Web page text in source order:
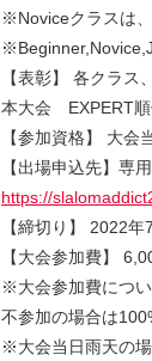
※Noviceクラスは
【表彰】 各クラス
本大会 EXPERT順
【参加資格】 大
【出場申込先】専
https://
【締切り】 2022
【大会参加費】
※大会参加費につ
不参加の場合は
※大会当日雨天の